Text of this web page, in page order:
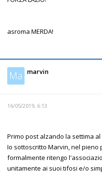
asroma MERDA!
Ma marvin
16/05/2019, 6:13
Primo post alzando la settima al
Io sottoscritto Marvin, nel pieno
formalmente ritengo
unitamente ai suoi tifosi e/o